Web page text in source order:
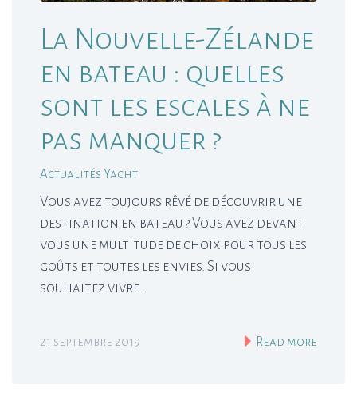
La Nouvelle-Zélande
en bateau : quelles
sont les escales à ne
pas manquer ?
Actualités Yacht
Vous avez toujours rêvé de découvrir une
destination en bateau ? Vous avez devant
vous une multitude de choix pour tous les
goûts et toutes les envies. Si vous
souhaitez vivre…
21 septembre 2019 Read more